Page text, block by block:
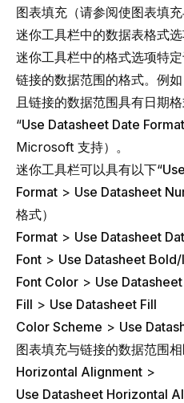
图表填充（请参阅使图表填
迷你工具栏中的数据表格式
迷你工具栏中的格式选项特
链接的数据范围的格式。例
且链接的数据范围具有日期格
“Use Datasheet Date Format
Microsoft 支持）。
迷你工具栏可以具有以下“
Format > Use Datasheet
格式）
Format > Use Datasheet
Font > Use Datasheet
Font Color > Use
Fill > Use Datasheet Fill
Color Scheme > Use
图表填充与链接的数据范围
Horizontal Alignment >
Use Datasheet Horizontal